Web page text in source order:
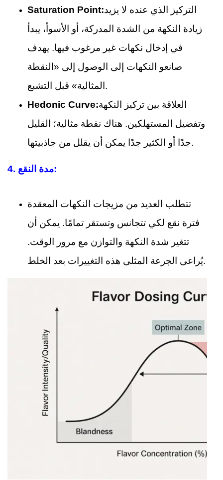
Saturation Point:التركيز الذي عنده لا يزيد
زيادة النكهة من الشدة المدركة، أو الأسوأ، يبدأ
في إدخال نكهات غير مرغوب فيها. يهدف
صانعو النكهات إلى الوصول إلى «النقطة
المثالية» قبل التشبع.
Hedonic Curve:العلاقة بين تركيز النكهة
وتفضيل المستهلكين. هناك نقطة مثالية؛ القليل
جدًا أو الكثير جدًا يمكن أن يقلل من جاذبيتها.
4. مدة النقع:
تتطلب العديد من مزيجات النكهات المعقدة
فترة نقع لكي تتجانس وتستقر تمامًا. يمكن أن
تتغير شدة النكهة والتوازن مع مرور الوقت.
يُراعى الجرعة المثلى هذه التغييرات بعد الخلط.